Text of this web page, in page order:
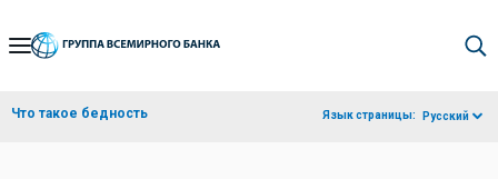
Skip
Navigation
Что такое бедность Язык страницы: Русский